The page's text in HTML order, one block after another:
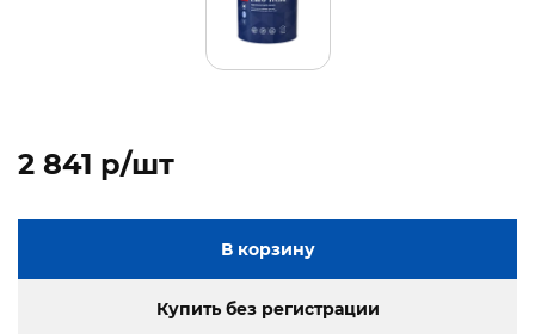
2 841 p/шт
В корзину
Купить без регистрации